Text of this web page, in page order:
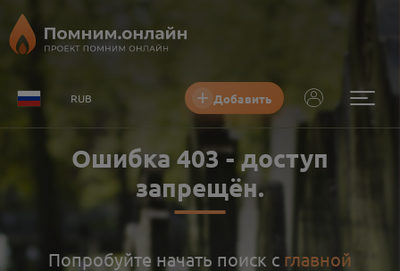
RUB Добавить
Ошибка 403- доступ
запрещён.
Попробуйте начать поиск с главной